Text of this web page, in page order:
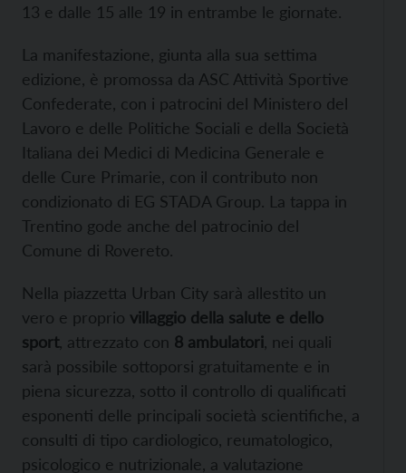
13 e dalle 15 alle 19 in entrambe le giornate.
La manifestazione, giunta alla sua settima
edizione, è promossa da ASC Attività Sportive
Confederate, con i patrocini del Ministero del
Lavoro e delle Politiche Sociali e della Società
Italiana dei Medici di Medicina Generale e
delle Cure Primarie, con il contributo non
condizionato di EG STADA Group. La tappa in
Trentino gode anche del patrocinio del
Comune di Rovereto.
Nella piazzetta Urban City sarà allestito un
vero e proprio villaggio della salute e dello
sport, attrezzato con 8 ambulatori , nei quali
sarà possibile sottoporsi gratuitamente e in
piena sicurezza, sotto il controllo di qualificati
esponenti delle principali società scientifiche, a
consulti di tipo cardiologico, reumatologico,
psicologico e nutrizionale, a valutazione